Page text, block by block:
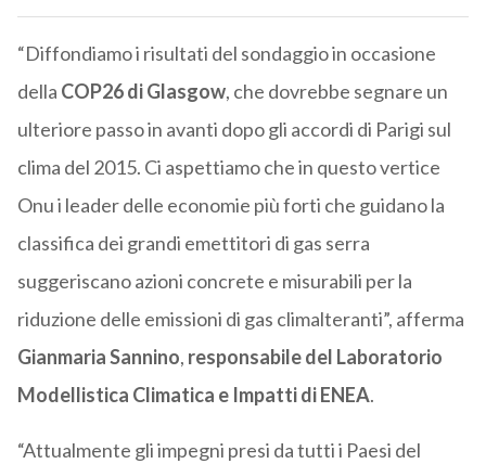
“Diffondiamo i risultati del sondaggio in occasione
della COP26 di Glasgow, che dovrebbe segnare un
ulteriore passo in avanti dopo gli accordi di Parigi sul
clima del 2015. Ci aspettiamo che in questo vertice
Onu i leader delle economie più forti che guidano la
classifica dei grandi emettitori di gas serra
suggeriscano azioni concrete e misurabili per la
riduzione delle emissioni di gas climalteranti”, afferma
Gianmaria Sannino, responsabile del Laboratorio
Modellistica Climatica e Impatti di ENEA.
“Attualmente gli impegni presi da tutti i Paesi del